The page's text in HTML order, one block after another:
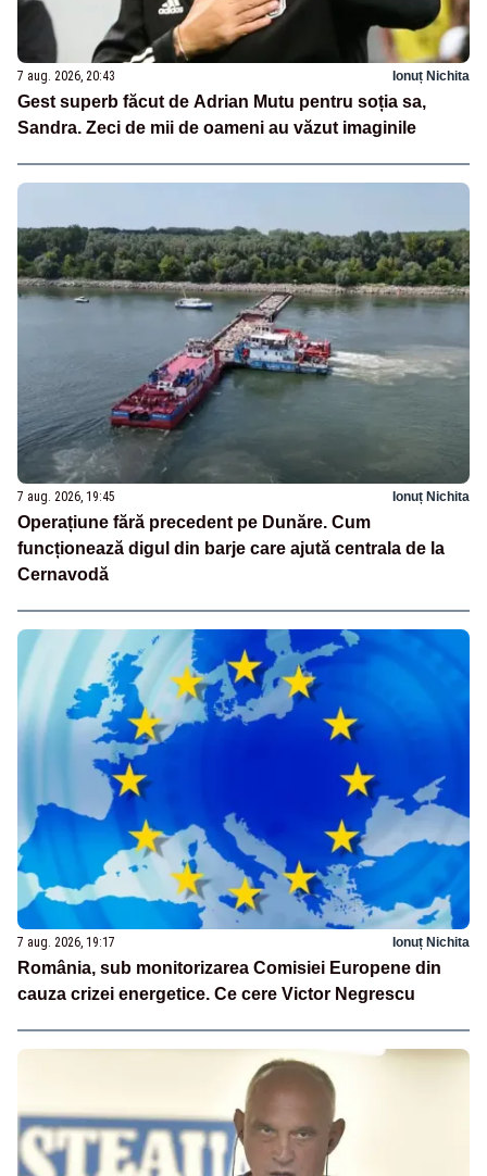
7 aug. 2026, 20:43 Ionuț Nichita
Gest superb făcut de Adrian Mutu pentru soția sa,
Sandra. Zeci de mii de oameni au văzut imaginile
7 aug. 2026, 19:45 Ionuț Nichita
Operațiune fără precedent pe Dunăre. Cum
funcționează digul din barje care ajută centrala de la
Cernavodă
7 aug. 2026, 19:17 Ionuț Nichita
România, sub monitorizarea Comisiei Europene din
cauza crizei energetice. Ce cere Victor Negrescu